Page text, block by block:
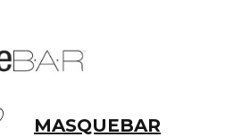
MASQUEBAR